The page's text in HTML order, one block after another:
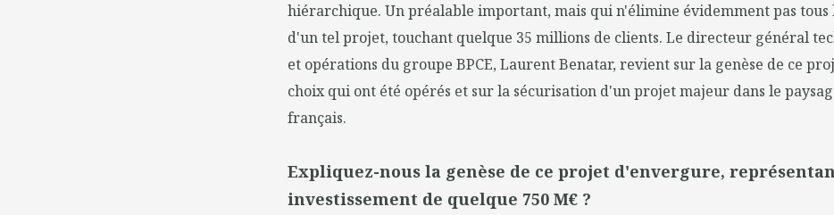
hiérarchique. Un préalable important, mais qui n'élimine évidemment pas tous
d'un tel projet, touchant quelque 35 millions de clients. Le directeur général
et opérations du groupe BPCE, Laurent Benatar, revient sur la genèse de ce
choix qui ont été opérés et sur la sécurisation d'un projet majeur dans le
français.
Expliquez-nous la genèse de ce projet d'envergure,
investissement de quelque 750 M€ ?